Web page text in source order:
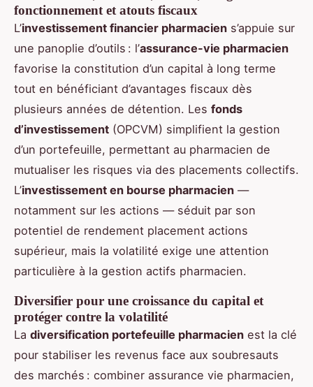
fonctionnement et atouts fiscaux
L’investissement financier pharmacien s’appuie sur
une panoplie d’outils : l’assurance-vie pharmacien
favorise la constitution d’un capital à long terme
tout en bénéficiant d’avantages fiscaux dès
plusieurs années de détention. Les fonds
d’investissement (OPCVM) simplifient la gestion
d’un portefeuille, permettant au pharmacien de
mutualiser les risques via des placements collectifs.
L’investissement en bourse pharmacien —
notamment sur les actions — séduit par son
potentiel de rendement placement actions
supérieur, mais la volatilité exige une attention
particulière à la gestion actifs pharmacien.
Diversifier pour une croissance du capital et
protéger contre la volatilité
La diversification portefeuille pharmacien est la clé
pour stabiliser les revenus face aux soubresauts
des marchés : combiner assurance vie pharmacien,